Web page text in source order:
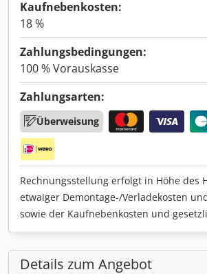
Kaufnebenkosten:
18 %
Zahlungsbedingungen:
100 % Vorauskasse
Zahlungsarten:
Überweisung
Rechnungsstellung erfolgt in Höhe des
etwaiger Demontage-/Verladekosten
sowie der Kaufnebenkosten und
Details zum Angebot